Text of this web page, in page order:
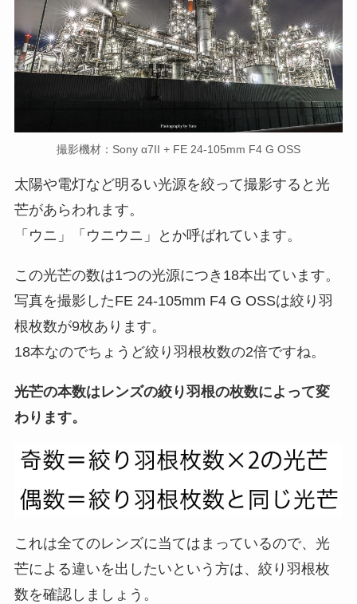
撮影機材：Sony α7II + FE 24-105mm F4 G OSS
太陽や電灯など明るい光源を絞って撮影すると光
芒があらわれます。
「ウニ」「ウニウニ」とか呼ばれています。
この光芒の数は1つの光源につき18本出ています。
写真を撮影したFE 24-105mm F4 G OSSは絞り羽
根枚数が9枚あります。
18本なのでちょうど絞り羽根枚数の2倍ですね。
光芒の本数はレンズの絞り羽根の枚数によって変
わります。
これは全てのレンズに当てはまっているので、光
芒による違いを出したいという方は、絞り羽根枚
数を確認しましょう。